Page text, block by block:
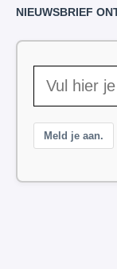
NIEUWSBRIEF
Meld je aan.